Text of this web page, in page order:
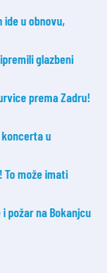
ide u obnovu,
glazbeni
prema Zadru!
u
To može imati
i požar na Bokanjcu